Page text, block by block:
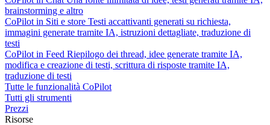
brainstorming e altro
CoPilot in Siti e store Testi accattivanti generati su richiesta,
immagini generate tramite IA, istruzioni dettagliate, traduzione di
testi
CoPilot in Feed Riepilogo dei thread, idee generate tramite IA,
modifica e creazione di testi, scrittura di risposte tramite IA,
traduzione di testi
Tutte le funzionalità CoPilot
Tutti gli strumenti
Prezzi
Risorse